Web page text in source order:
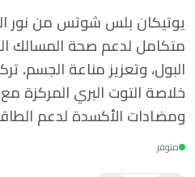
يوتيكان بلس شوتس من نور
متكامل لدعم صحة المسالك
البول، وتعزيز مناعة الجسم.
ومضادات الأكسدة لدعم
متوفر